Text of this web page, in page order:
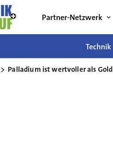
Partner-Netzwerk
Technik
Palladium ist wertvoller als Gold